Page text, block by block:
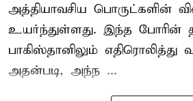
அத்தியாவசிய பொருட்களின்
உயர்ந்துள்ளது. இந்த போரின்
பாகிஸ்தானிலும் எதிரொலித்து
அதன்படி, அந்ந ...